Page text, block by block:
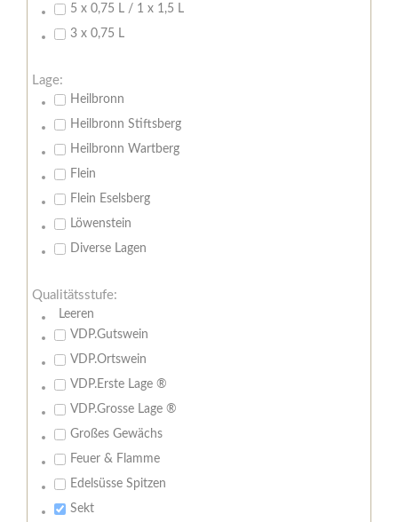
5 x 0,75 L / 1 x 1,5 L
3 x 0,75 L
Lage:
Heilbronn
Heilbronn Stiftsberg
Heilbronn Wartberg
Flein
Flein Eselsberg
Löwenstein
Diverse Lagen
Qualitätsstufe:
Leeren
VDP.Gutswein
VDP.Ortswein
VDP.Erste Lage ®
VDP.Grosse Lage ®
Großes Gewächs
Feuer & Flamme
Edelsüsse Spitzen
Sekt